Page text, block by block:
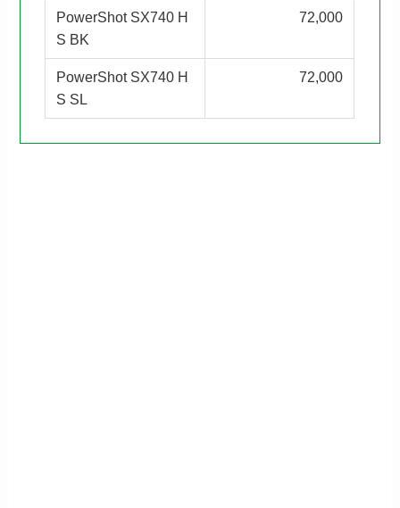
PowerShot SX740 H
S BK
72,000
PowerShot SX740 H
S SL
72,000